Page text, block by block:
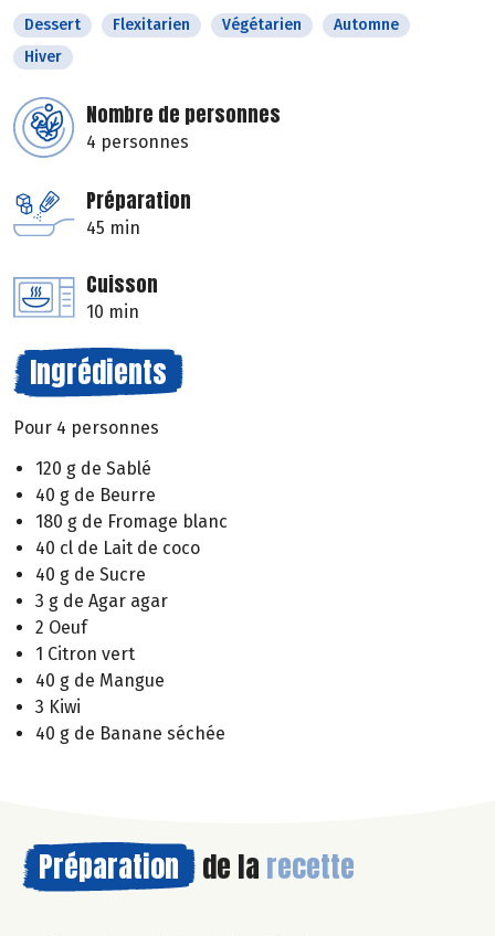
Dessert Flexitarien Végétarien
Automne
Hiver
Nombre de personnes
4 personnes
Préparation
45 min
Cuisson
10 min
Ingrédients
Pour 4 personnes
120 g de Sablé
40 g de Beurre
180 g de Fromage blanc
40 cl de Lait de coco
40 g de Sucre
3 g de Agar agar
2 Oeuf
1 Citron vert
40 g de Mangue
3 Kiwi
40 g de Banane séchée
Préparation de la recette